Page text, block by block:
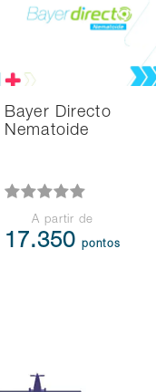
Bayer Directo
Nematoide
A partir de
17.350pontos